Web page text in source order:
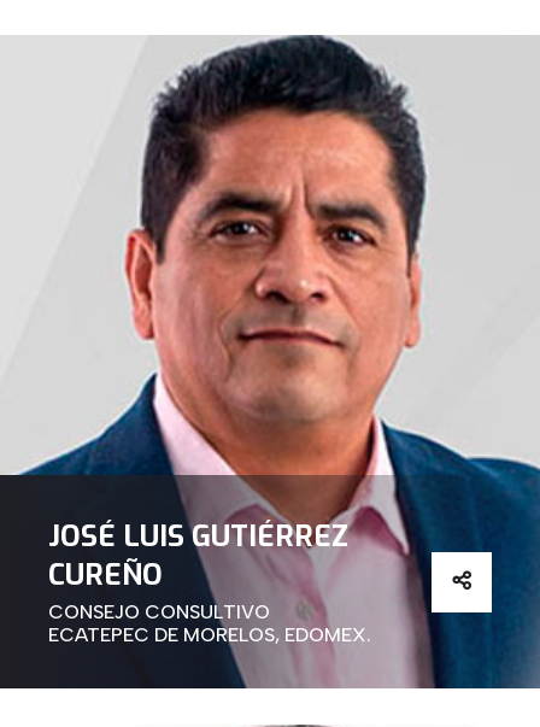
JOSÉ LUIS GUTIÉRREZ
CUREÑO
CONSEJO CONSULTIVO
ECATEPEC DE MORELOS, EDOMEX.